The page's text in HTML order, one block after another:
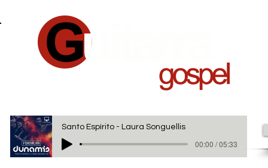
Santo Espírito - Laura Songuellis
00:00 / 05:33